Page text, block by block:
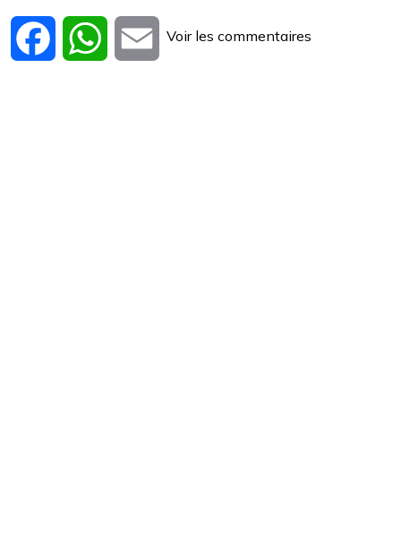
Facebook WhatsApp
Email
Voir les commentaires